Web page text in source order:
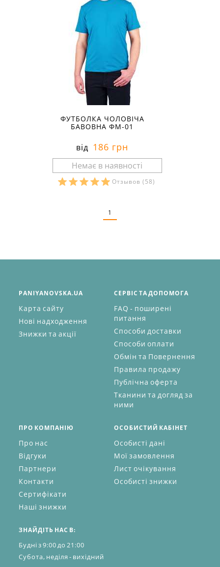
ФУТБОЛКА ЧОЛОВІЧА
БАВОВНА ФМ-01
від 186 грн
Отзывов (58)
1
PANIYANOVSKA.UA
Карта сайту
Нові надходження
Знижки та акції
СЕРВІС ТА ДОПОМОГА
FAQ - поширені
питання
Способи доставки
Способи оплати
Обмін та Повернення
Правила продажу
Публічна оферта
Тканини та догляд за
ними
ПРО КОМПАНІЮ
Про нас
Відгуки
Партнери
Контакти
Сертифікати
Наші знижки
ОСОБИСТИЙ КАБІНЕТ
Особисті дані
Мої замовлення
Лист очікування
Особисті знижки
ЗНАЙДІТЬ НАС В:
Будні з 9:00 до 21:00
Субота, неділя - вихідний